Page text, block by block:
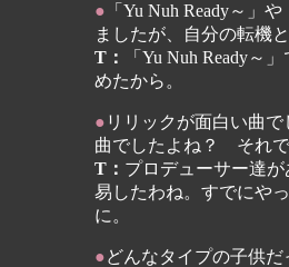
● 「Yu Nuh Ready～」
ましたが、自分の転機
T：
「Yu Nuh Ready～
めたから。
● リリックが面白い曲
曲でしたよね？ それ
T： プロデューサー達
易したわね。すでにや
に。
●どんなタイプの子供